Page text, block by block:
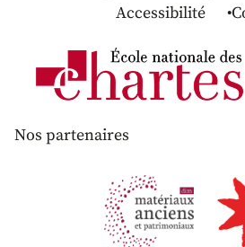
Accessibilité
Nos partenaires